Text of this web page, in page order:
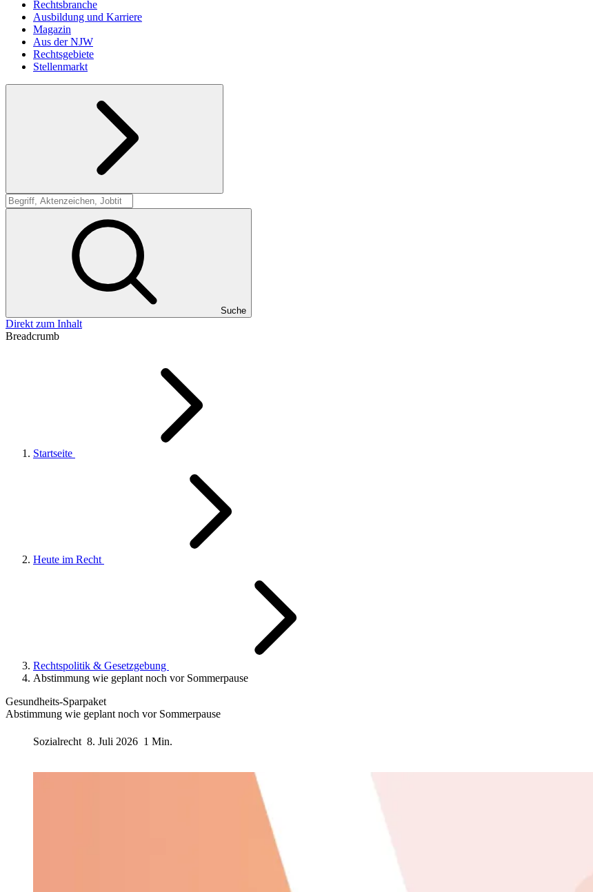
Rechtsbranche
Ausbildung und Karriere
Magazin
Aus der NJW
Rechtsgebiete
Stellenmarkt
Suche
Suche
Direkt zum Inhalt
Breadcrumb
Startseite
Heute im Recht
Rechtspolitik & Gesetzgebung
Abstimmung wie geplant noch vor Sommerpause
Gesundheits-Sparpaket
Abstimmung wie geplant noch vor Sommerpause
Sozialrecht 8. Juli 2026 1 Min.